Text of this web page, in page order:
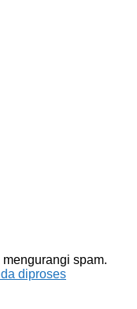
spam.
diproses